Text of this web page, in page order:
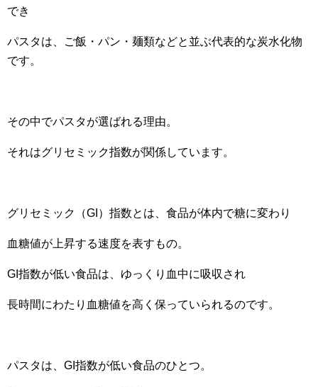
でき
パスタは、ご飯・パン・麺類などと並ぶ代表的な炭水化物
です。
その中でパスタが選ばれる理由。
それはグリセミック指数が関係しています。
グリセミック（GI）指数とは、食品が体内で糖に変わり
血糖値が上昇する速度を表すもの。
GI指数が低い食品は、ゆっくり血中に吸収され
長時間にわたり血糖値を高く保っていられるのです。
パスタは、GI指数が低い食品のひとつ。